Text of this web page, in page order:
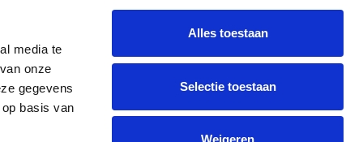
media te
onze
gegevens
basis van
Alles toestaan
Selectie toestaan
Weigeren
Rijn
Over ons
Actueel
Nieuwsbrief